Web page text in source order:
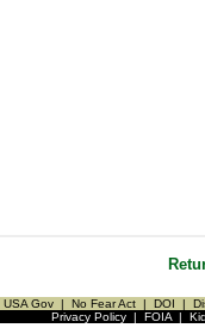
USA Gov | No Fear Act | DOI |
Privacy Policy| FOIA|